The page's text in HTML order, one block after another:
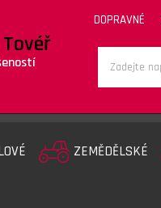
DOPRAVNÉ
ZEMĚDĚLSKÉ